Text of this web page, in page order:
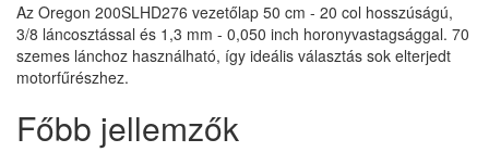
Az Oregon 200SLHD276 vezetőlap 50 cm - 20 col hosszúságú,
3/8 láncosztással és 1,3 mm - 0,050 inch horonyvastagsággal. 70
szemes lánchoz használható, így ideális választás sok elterjedt
motorfűrészhez.
Főbb jellemzők